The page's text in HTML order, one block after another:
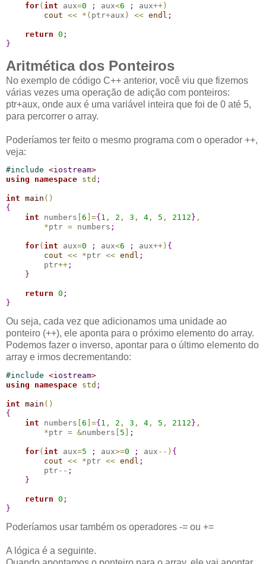
for( int aux=0 ; aux<6 ; aux++ )
cout << * ( ptr+aux ) << endl ;
return 0 ;
}
Aritmética dos Ponteiros
No exemplo de código C++ anterior, você viu que fizemos
várias vezes uma operação de adição com ponteiros:
ptr+aux, onde aux é uma variável inteira que foi de 0 até 5,
para percorrer o array.
Poderíamos ter feito o mesmo programa com o operador ++,
veja:
#include <iostream>
using
namespace std ;
int main ( )
{
int numbers 6 ={ 1 , 2 , 3 , 4 , 5 , 2112 } ,
*ptr = numbers ;
for( int aux=0 ; aux<6 ; aux++ ) {
cout << *ptr << endl ;
        ptr
++ ;
}
return 0 ;
}
Ou seja, cada vez que adicionamos uma unidade ao
ponteiro (++), ele aponta para o próximo elemento do array.
Podemos fazer o inverso, apontar para o último elemento do
array e irmos decrementando:
#include <iostream>
using
namespace std ;
int main ( )
{
int numbers 6 ={ 1 , 2 , 3 , 4 , 5 , 2112 } ,
*ptr = &numbers 5 ;
for( int aux=5 ; aux>=0 ; aux - - ) {
cout << *ptr << endl ;
        ptr
- - ;
}
return 0 ;
}
Poderíamos usar também os operadores -= ou +=
A lógica é a seguinte.